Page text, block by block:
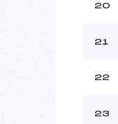
20
21
22
23